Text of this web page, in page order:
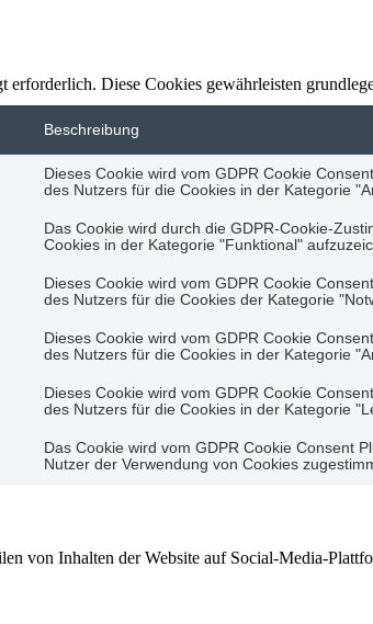
Diese Cookies gewährleisten
Beschreibung
Dieses Cookie wird vom GDPR Cookie
des Nutzers für die Cookies in der Kategorie
Das Cookie wird durch die GDPR-Cookie-
Cookies in der Kategorie "Funktional"
Dieses Cookie wird vom GDPR Cookie
des Nutzers für die Cookies der Kategorie
Dieses Cookie wird vom GDPR Cookie
des Nutzers für die Cookies in der Kategorie
Dieses Cookie wird vom GDPR Cookie
des Nutzers für die Cookies in der Kategorie
Das Cookie wird vom GDPR Cookie Consent
Nutzer der Verwendung von Cookies
von Inhalten der Website auf Social-Media-